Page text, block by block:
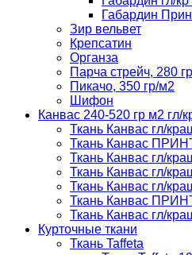
Габардин
Зир вельвет
Крепсатин
Органза
Парча стрейч, 280
Пикачо, 350 гр/м2
Шифон
Канвас 240-520 гр м2
Ткань Канвас гл/
Ткань Канвас
Ткань Канвас гл/
Ткань Канвас гл/
Ткань Канвас гл/
Ткань Канвас
Ткань Канвас гл/
Курточные ткани
Ткань Taffeta